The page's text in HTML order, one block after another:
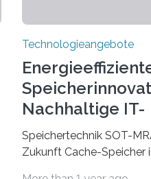
Technologieangebote
Nachhaltige IT-
Lösungen
Speichertechnik SOT-
Zukunft Cache-Speicher